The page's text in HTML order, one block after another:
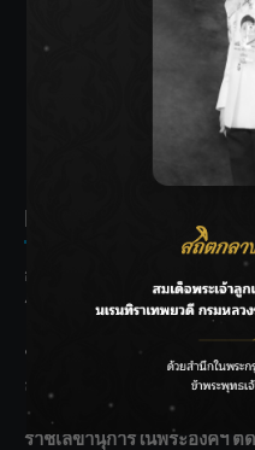
THE BEST
Recent Posts
กรมชลฯ รับฟังประชาชน ติด
ระบายน้ำศรีสองรักฯ
‘แมน การิน’ แชร์ความเชื่อชว
ลาโลกนี้ ให้ใส่บาตรสิ่งนั้นไว้
ราชเลขานุการในพระองค์ฯ